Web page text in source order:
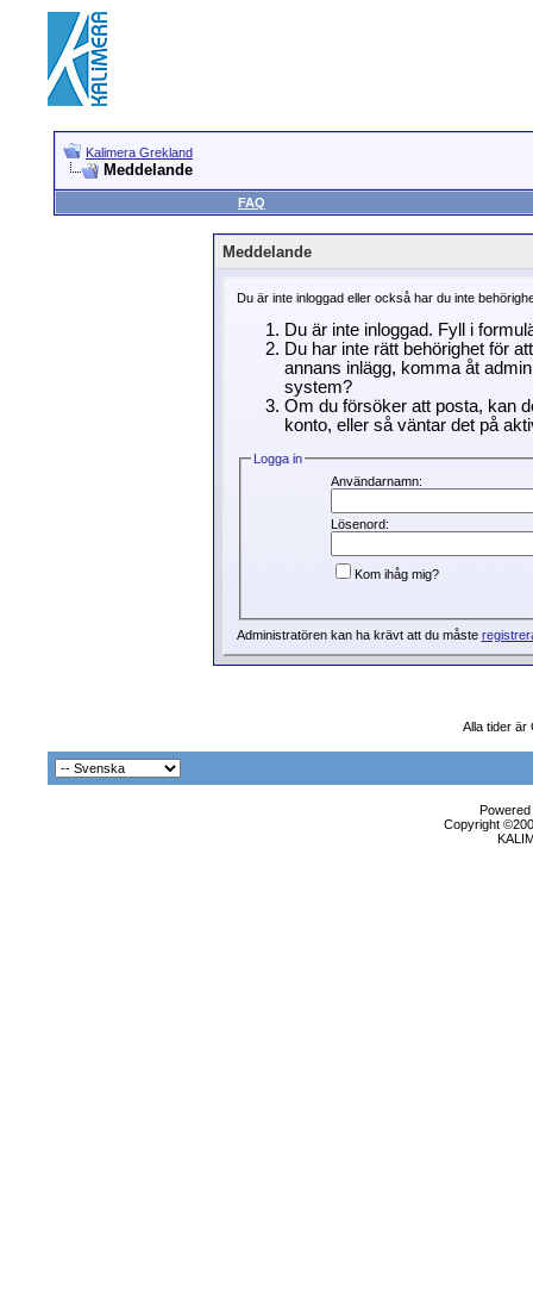
Kalimera Grekland
Meddelande
FAQ
Meddelande
Du är inte inloggad eller också har du inte
Du är inte inloggad. Fyll i
Du har inte rätt behörighet för
annans inlägg, komma åt
system?
Om du försöker att posta, kan
konto, eller så väntar det på
Logga in
Användarnamn:
Lösenord:
Kom ihåg mig?
Administratören kan ha krävt att du måste
Alla tider är
Copyright